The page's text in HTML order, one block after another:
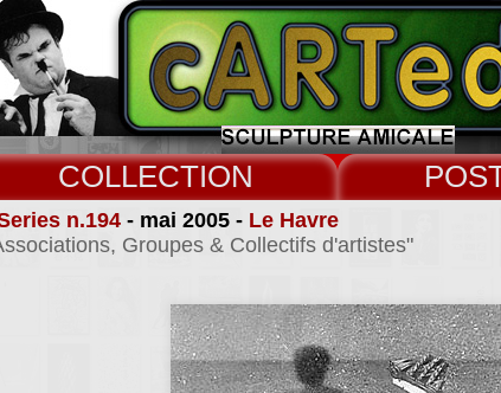
COLLECT
n.194- mai 2005 - Le Havre
Groupes & Collectifs d'artistes"